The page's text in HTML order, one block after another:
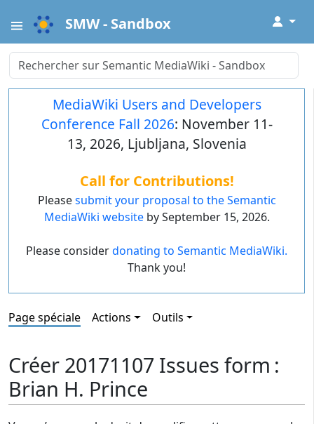
SMW - Sandbox ↓
MediaWiki Users and Developers
Conference Fall 2026: November 11-
13, 2026, Ljubljana, Slovenia
Call for Contributions!
Pleasesubmit your proposal to the Semantic
MediaWiki websiteby September 15, 2026.
Please considerdonating to Semantic MediaWiki.
Thank you!
Page spéciale Actions Outils
Créer 20171107 Issues form :
Brian H. Prince